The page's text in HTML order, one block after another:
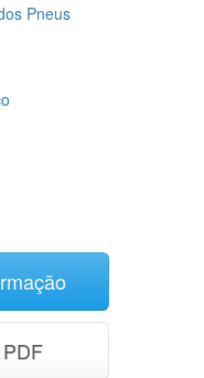
Pneus